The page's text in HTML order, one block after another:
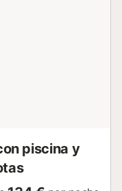
piscina y